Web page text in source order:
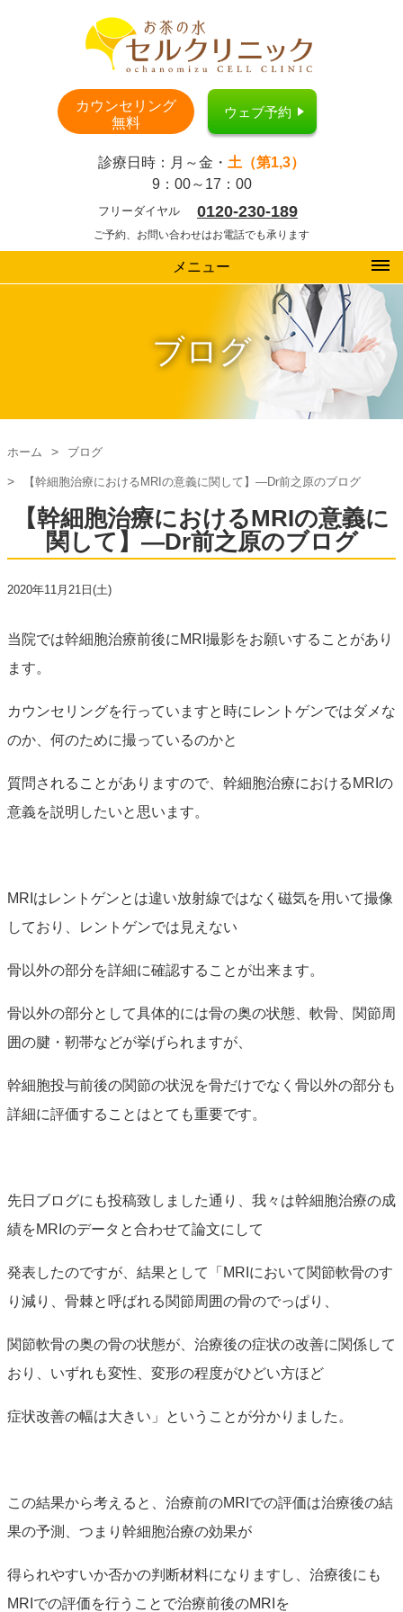
カウンセリング
無料
ウェブ予約
診療日時：月～金・ 土（第1,3）
9：00～17：00
フリーダイヤル 0120-230-189
ご予約、お問い合わせはお電話でも承ります
メニュー
ブログ
ホーム ブログ
【幹細胞治療におけるMRIの意義に関して】―Dr前之原のブログ
【幹細胞治療におけるMRIの意義に
関して】―Dr前之原のブログ
2020年11月21日(土)
当院では幹細胞治療前後にMRI撮影をお願いすることがあり
ます。
カウンセリングを行っていますと時にレントゲンではダメな
のか、何のために撮っているのかと
質問されることがありますので、幹細胞治療におけるMRIの
意義を説明したいと思います。
MRIはレントゲンとは違い放射線ではなく磁気を用いて撮像
しており、レントゲンでは見えない
骨以外の部分を詳細に確認することが出来ます。
骨以外の部分として具体的には骨の奥の状態、軟骨、関節周
囲の腱・靭帯などが挙げられますが、
幹細胞投与前後の関節の状況を骨だけでなく骨以外の部分も
詳細に評価することはとても重要です。
先日ブログにも投稿致しました通り、我々は幹細胞治療の成
績をMRIのデータと合わせて論文にして
発表したのですが、結果として「MRIにおいて関節軟骨のす
り減り、骨棘と呼ばれる関節周囲の骨のでっぱり、
関節軟骨の奥の骨の状態が、治療後の症状の改善に関係して
おり、いずれも変性、変形の程度がひどい方ほど
症状改善の幅は大きい」ということが分かりました。
この結果から考えると、治療前のMRIでの評価は治療後の結
果の予測、つまり幹細胞治療の効果が
得られやすいか否かの判断材料になりますし、治療後にも
MRIでの評価を行うことで治療前後のMRIを